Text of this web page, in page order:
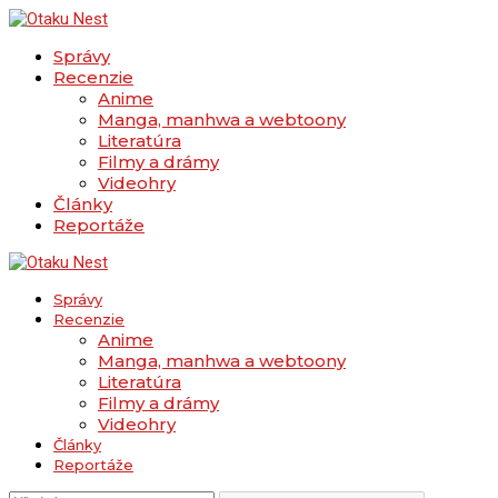
Správy
Recenzie
Anime
Manga, manhwa a webtoony
Literatúra
Filmy a drámy
Videohry
Články
Reportáže
Správy
Recenzie
Anime
Manga, manhwa a webtoony
Literatúra
Filmy a drámy
Videohry
Články
Reportáže